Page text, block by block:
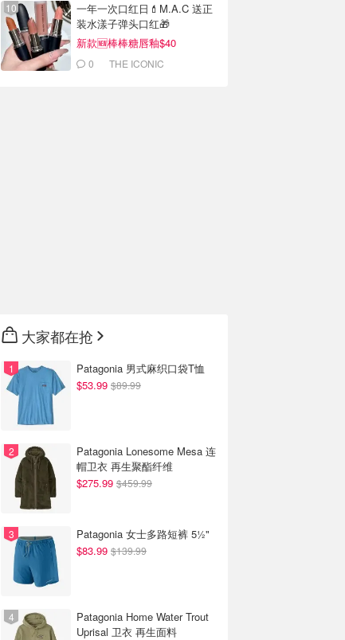
一年一次口红日💄M.A.C 送正
装水漾子弹头口红🎁
新款🆕棒棒糖唇釉$40
0 THE ICONIC
大家都在抢
Patagonia 男式麻织口袋T恤
$53.99 $89.99
Patagonia Lonesome Mesa 连
帽卫衣 再生聚酯纤维
$275.99 $459.99
Patagonia 女士多路短裤 5½"
$83.99 $139.99
Patagonia Home Water Trout
Uprisal 卫衣 再生面料